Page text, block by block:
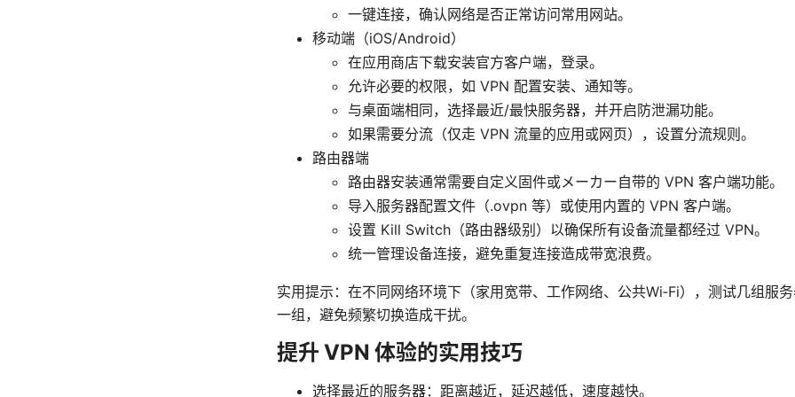
一键连接，确认网络是否正常访问常用网站。
移动端（iOS/Android）
在应用商店下载安装官方客户端，登录。
允许必要的权限，如 VPN 配置安装、通知等。
与桌面端相同，选择最近/最快服务器，并开启防泄漏功能。
如果需要分流（仅走 VPN 流量的应用或网页），设置分流规则。
路由器端
路由器安装通常需要自定义固件或メーカー自带的 VPN 客户端功能。
导入服务器配置文件（.ovpn 等）或使用内置的 VPN 客户端。
设置 Kill Switch（路由器级别）以确保所有设备流量都经过 VPN。
统一管理设备连接，避免重复连接造成带宽浪费。
实用提示：在不同网络环境下（家用宽带、工作网络、公共Wi‑Fi），测试几组服
一组，避免频繁切换造成干扰。
提升 VPN 体验的实用技巧
选择最近的服务器：距离越近，延迟越低，速度越快。